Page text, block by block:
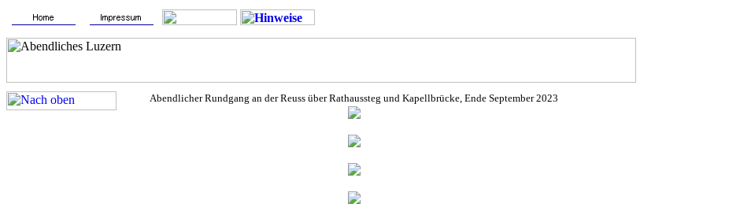
Abendlicher Rundgang an der Reuss über Rathaussteg und Kapellbrücke, Ende September 2023